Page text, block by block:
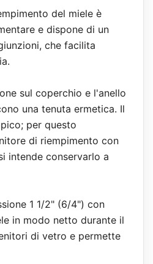
del miele è
e dispone di un
che facilita
sul coperchio e l'anello
una tenuta ermetica. Il
per questo
di riempimento con
intende conservarlo a
1 1/2" (6/4") con
in modo netto durante il
di vetro e permette